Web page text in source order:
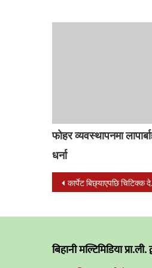
फोहर व्यवस्थापनमा
धर्ना
Post
कार्पेट बिछ्याएपछि चिटिक्क देखियो : त्रिभुवन विमानस्थल (तस्बिर सहित)
बिहानी मल्टिमिडिया प्रा.ली.